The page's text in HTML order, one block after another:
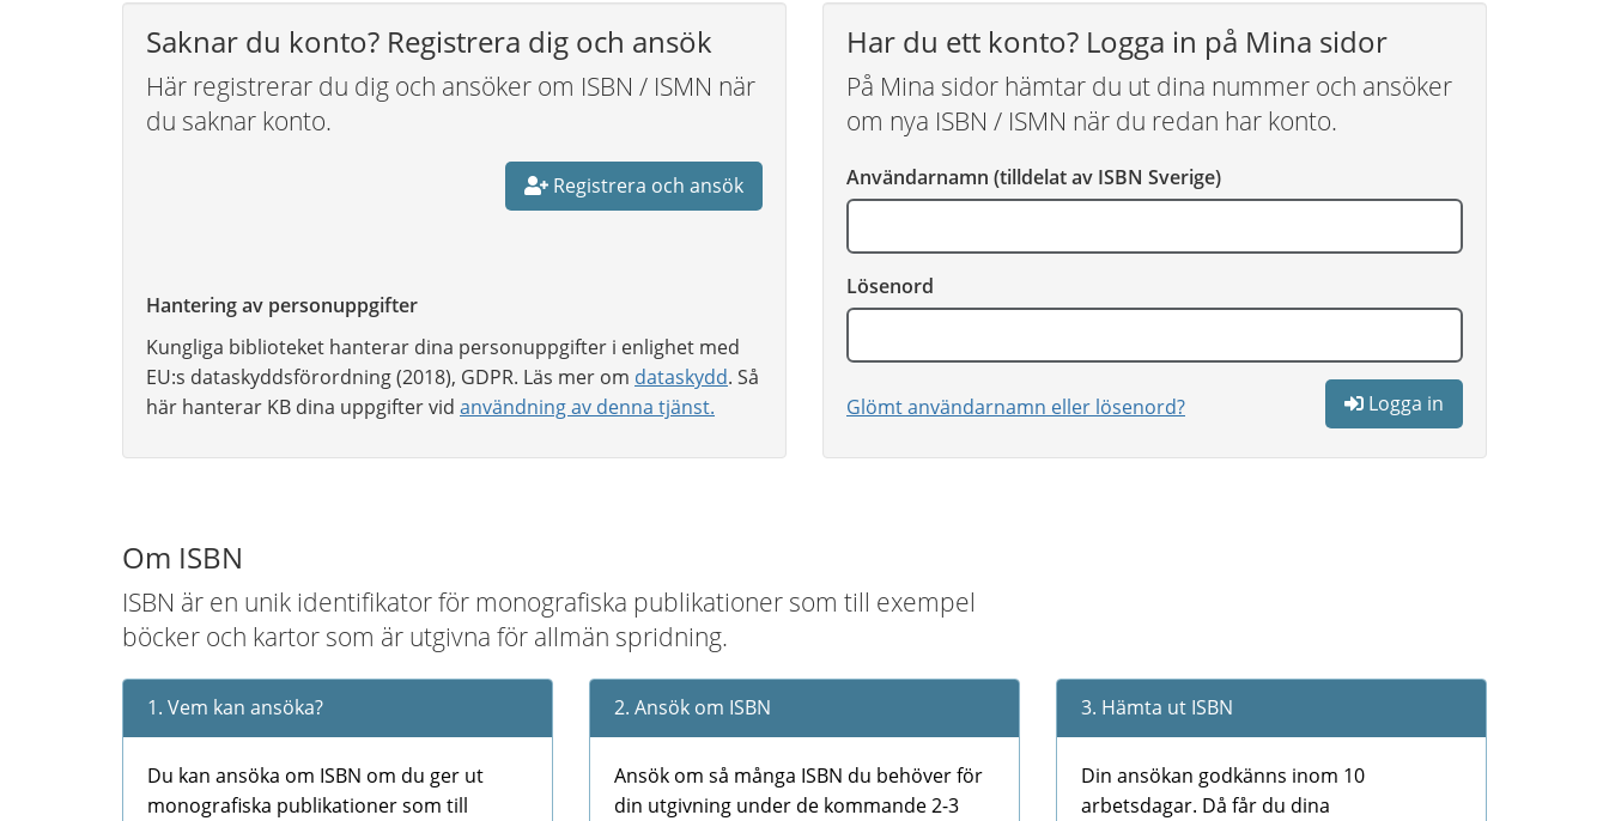
Saknar du konto? Registrera dig och ansök
Här registrerar du dig och ansöker om ISBN / ISMN när
du saknar konto.
Registrera och ansök
Hantering av personuppgifter
Kungliga biblioteket hanterar dina personuppgifter i enlighet med
EU:s dataskyddsförordning (2018), GDPR. Läs mer om dataskydd. Så
här hanterar KB dina uppgifter vid användning av denna tjänst.
Har du ett konto? Logga in på Mina sidor
På Mina sidor hämtar du ut dina nummer och ansöker
om nya ISBN / ISMN när du redan har konto.
Användarnamn (tilldelat av ISBN Sverige)
Lösenord
Glömt användarnamn eller lösenord? Logga in
Om ISBN
ISBN är en unik identifikator för monografiska publikationer som till exempel
böcker och kartor som är utgivna för allmän spridning.
1. Vem kan ansöka?
Du kan ansöka om ISBN om du ger ut
monografiska publikationer som till
2. Ansök om ISBN
Ansök om så många ISBN du behöver för
din utgivning under de kommande 2-3
3. Hämta ut ISBN
Din ansökan godkänns inom 10
arbetsdagar. Då får du dina